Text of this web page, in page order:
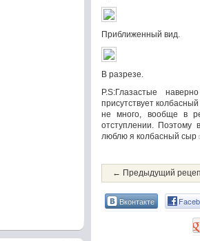
Приближенный вид.
В разрезе.
P.S:Глазастые
присутствует
не много, вообще в
отступлении. Поэтому
люблю я колбасный сыр
← Предыдущий
Вконтакте